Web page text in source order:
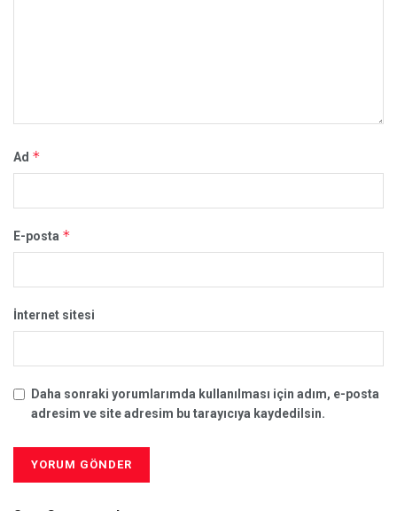
Ad *
E-posta *
İnternet sitesi
Daha sonraki yorumlarımda kullanılması için adım, e-posta
adresim ve site adresim bu tarayıcıya kaydedilsin.